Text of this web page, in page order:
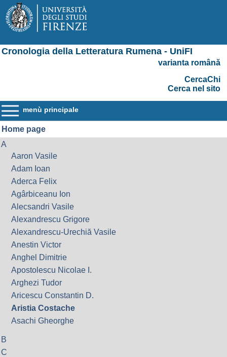
Cronologia della Letteratura Rumena - UniFI
varianta română
CercaChi
Cerca nel sito
menù principale
Home page
A
Aaron Vasile
Adam Ioan
Aderca Felix
Agârbiceanu Ion
Alecsandri Vasile
Alexandrescu Grigore
Alexandrescu-Urechiă Vasile
Anestin Victor
Anghel Dimitrie
Apostolescu Nicolae I.
Arghezi Tudor
Aricescu Constantin D.
Aristia Costache
Asachi Gheorghe
B
C